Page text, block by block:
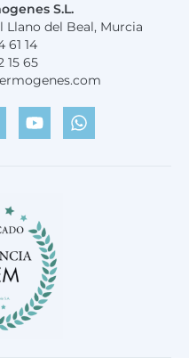
S.L.
Llano del Beal, Murcia
61 14
15 65
Y
o
u
W
h
a